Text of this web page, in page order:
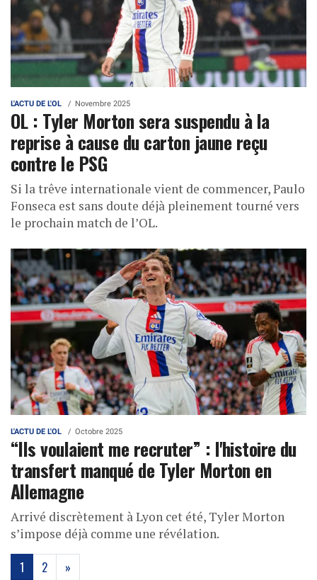
L'ACTU DE L'OL Novembre 2025
OL : Tyler Morton sera suspendu à la
reprise à cause du carton jaune reçu
contre le PSG
Si la trêve internationale vient de commencer, Paulo
Fonseca est sans doute déjà pleinement tourné vers
le prochain match de l’OL.
L'ACTU DE L'OL Octobre 2025
“Ils voulaient me recruter” : l'histoire du
transfert manqué de Tyler Morton en
Allemagne
Arrivé discrètement à Lyon cet été, Tyler Morton
s’impose déjà comme une révélation.
1 (current)
2 »